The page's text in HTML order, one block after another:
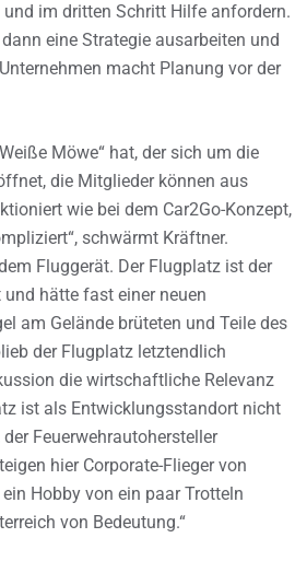
im dritten Schritt Hilfe anfordern.
eine Strategie ausarbeiten und
macht Planung vor der
Möwe“ hat, der sich um die
die Mitglieder können aus
wie bei dem Car2Go-Konzept,
schwärmt Kräftner.
Fluggerät. Der Flugplatz ist der
hätte fast einer neuen
am Gelände brüteten und Teile des
der Flugplatz letztendlich
die wirtschaftliche Relevanz
ist als Entwicklungsstandort nicht
Feuerwehrautohersteller
hier Corporate-Flieger von
Hobby von ein paar Trotteln
von Bedeutung.“